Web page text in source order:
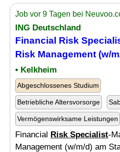
Job vor 9 Tagen bei
ING Deutschland
Financial Risk
Risk Management (w/
• Kelkheim
Abgeschlossenes Studium
Betriebliche Altersvorsorge
Vermögenswirksame Leistungen
Financial Risk Specialist-
Management (w/m/d) am